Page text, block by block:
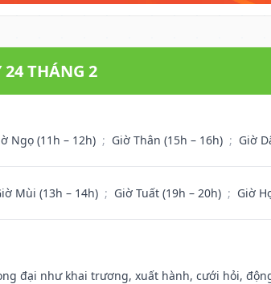
24 THÁNG 2
Ngọ (11h – 12h) ; Giờ Thân (15h – 16h) ; Giờ
Mùi (13h – 14h) ; Giờ Tuất (19h – 20h) ; Giờ
đại như khai trương, xuất hành, cưới hỏi,